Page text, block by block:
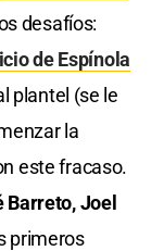
desafíos:
de Espínola
plantel (se le
la
este fracaso.
Barreto, Joel
primeros